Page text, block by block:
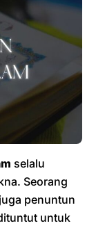
selalu
Seorang
penuntun
untuk